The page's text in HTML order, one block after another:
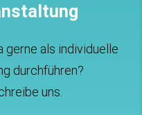
gerne als individuelle
durchführen?
uns.